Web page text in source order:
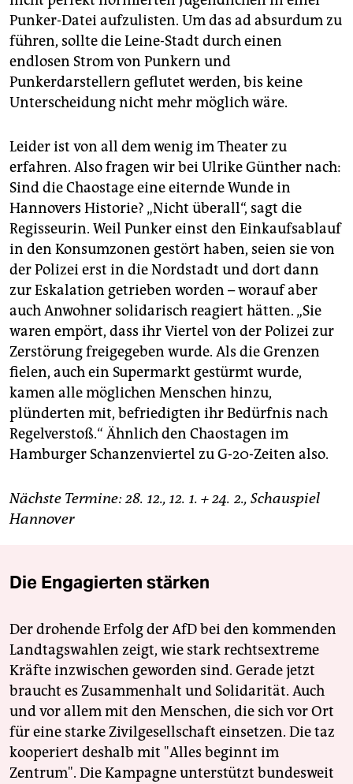
Punker-Datei aufzulisten. Um das ad absurdum zu
führen, sollte die Leine-Stadt durch einen
endlosen Strom von Punkern und
Punkerdarstellern geflutet werden, bis keine
Unterscheidung nicht mehr möglich wäre.
Leider ist von all dem wenig im Theater zu
erfahren. Also fragen wir bei Ulrike Günther nach:
Sind die Chaostage eine eiternde Wunde in
Hannovers Historie? „Nicht überall“, sagt die
Regisseurin. Weil Punker einst den Einkaufsablauf
in den Konsumzonen gestört haben, seien sie von
der Polizei erst in die Nordstadt und dort dann
zur Eskalation getrieben worden – worauf aber
auch Anwohner solidarisch reagiert hätten. „Sie
waren empört, dass ihr Viertel von der Polizei zur
Zerstörung freigegeben wurde. Als die Grenzen
fielen, auch ein Supermarkt gestürmt wurde,
kamen alle möglichen Menschen hinzu,
plünderten mit, befriedigten ihr Bedürfnis nach
Regelverstoß.“ Ähnlich den Chaostagen im
Hamburger Schanzenviertel zu G-20-Zeiten also.
Nächste Termine: 28. 12., 12. 1. + 24. 2., Schauspiel
Hannover
Die Engagierten stärken
Der drohende Erfolg der AfD bei den kommenden
Landtagswahlen zeigt, wie stark rechtsextreme
Kräfte inzwischen geworden sind. Gerade jetzt
braucht es Zusammenhalt und Solidarität. Auch
und vor allem mit den Menschen, die sich vor Ort
für eine starke Zivilgesellschaft einsetzen. Die taz
kooperiert deshalb mit "Alles beginnt im
Zentrum". Die Kampagne unterstützt bundesweit